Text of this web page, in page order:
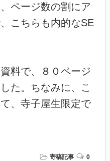
ページ数の割にア
こちらも内的なSE
料で、８０ページ
た。ちなみに、こ
、寺子屋生限定で
寄稿記事 0